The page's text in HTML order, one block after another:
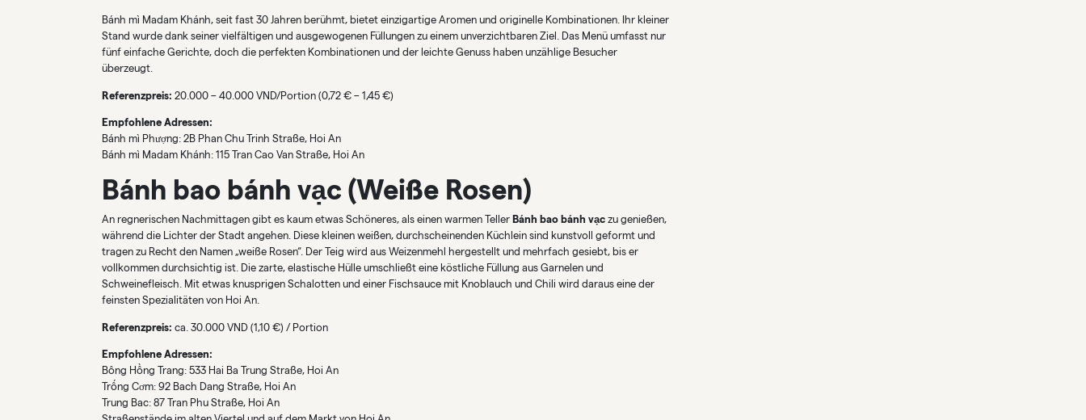
Bánh mì Madam Khánh, seit fast 30 Jahren berühmt, bietet einzigartige Aromen und originelle Kombinationen. Ihr kleiner
Stand wurde dank seiner vielfältigen und ausgewogenen Füllungen zu einem unverzichtbaren Ziel. Das Menü umfasst nur
fünf einfache Gerichte, doch die perfekten Kombinationen und der leichte Genuss haben unzählige Besucher
überzeugt.
Referenzpreis: 20.000 – 40.000 VND/Portion (0,72 € – 1,45 €)
Empfohlene Adressen:
Bánh mì Phượng: 2B Phan Chu Trinh Straße, Hoi An
Bánh mì Madam Khánh: 115 Tran Cao Van Straße, Hoi An
Bánh bao bánh vạc (Weiße Rosen)
An regnerischen Nachmittagen gibt es kaum etwas Schöneres, als einen warmen Teller Bánh bao bánh vạc zu genießen,
während die Lichter der Stadt angehen. Diese kleinen weißen, durchscheinenden Küchlein sind kunstvoll geformt und
tragen zu Recht den Namen „weiße Rosen“. Der Teig wird aus Weizenmehl hergestellt und mehrfach gesiebt, bis er
vollkommen durchsichtig ist. Die zarte, elastische Hülle umschließt eine köstliche Füllung aus Garnelen und
Schweinefleisch. Mit etwas knusprigen Schalotten und einer Fischsauce mit Knoblauch und Chili wird daraus eine der
feinsten Spezialitäten von Hoi An.
Referenzpreis: ca. 30.000 VND (1,10 €) / Portion
Empfohlene Adressen:
Bông Hồng Trang: 533 Hai Ba Trung Straße, Hoi An
Trống Cơm: 92 Bach Dang Straße, Hoi An
Trung Bac: 87 Tran Phu Straße, Hoi An